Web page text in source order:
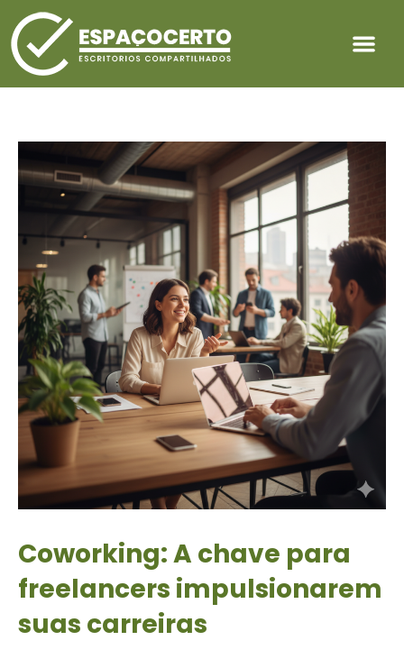
Coworking: A chave para
freelancers impulsionarem
suas carreiras